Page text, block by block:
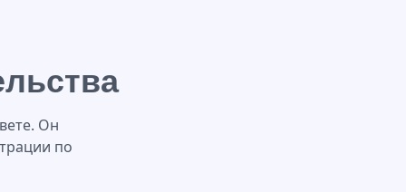
Он
по